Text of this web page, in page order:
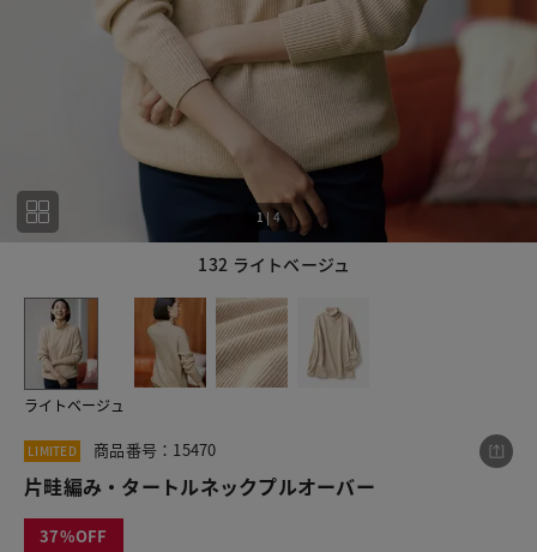
132 ライトベージュ
1| 4
ライトベージュ
1 4
LIMITED 商品番号：15470
片畦編み・タートルネックプルオーバー
37
この商品をシェアする